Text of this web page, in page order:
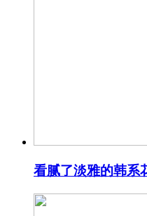
看腻了淡雅的韩系